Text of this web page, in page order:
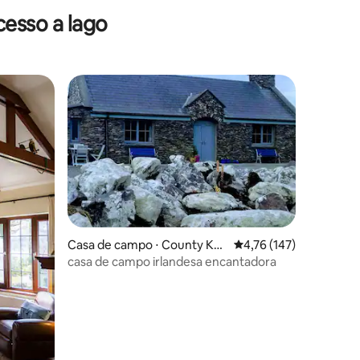
a lago
hóspedes
Casa de campo ⋅ County Ker
ry
4,76 de uma avaliação
4,76 (147)
casa de campo irlandesa encantadora